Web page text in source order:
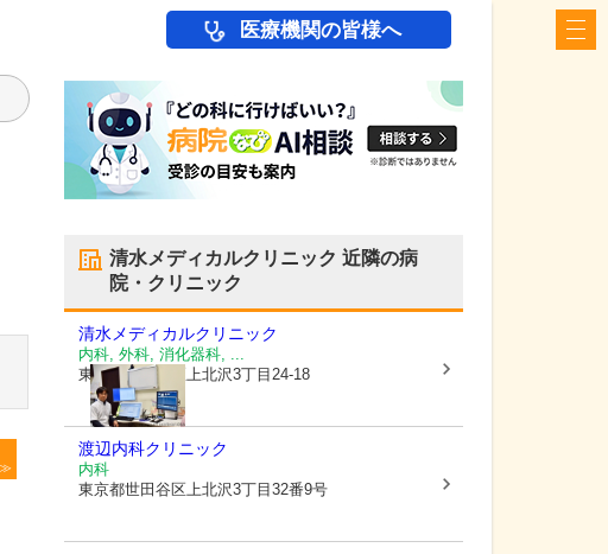
医療機関の皆様へ
清水メディカルクリニック 近隣の病
院・クリニック
清水メディカルクリニック
内科, 外科, 消化器科, ...
東京都世田谷区上北沢3丁目24-18
渡辺内科クリニック
内科
東京都世田谷区上北沢3丁目32番9号